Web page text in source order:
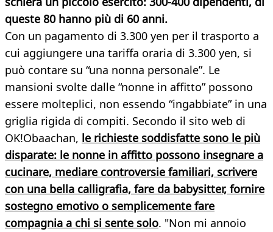
queste 80 hanno più di 60 anni.
Con un pagamento di 3.300 yen per il trasporto a
cui aggiungere una tariffa oraria di 3.300 yen, si
può contare su “una nonna personale”. Le
mansioni svolte dalle “nonne in affitto” possono
essere molteplici, non essendo “ingabbiate” in una
griglia rigida di compiti. Secondo il sito web di
OK!Obaachan, le richieste soddisfatte sono le più
disparate: le nonne in affitto possono insegnare a
cucinare, mediare controversie familiari, scrivere
con una bella calligrafia, fare da babysitter, fornire
sostegno emotivo o semplicemente fare
compagnia a chi si sente solo. "Non mi annoio